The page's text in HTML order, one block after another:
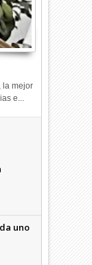
la mejor
e...
uno